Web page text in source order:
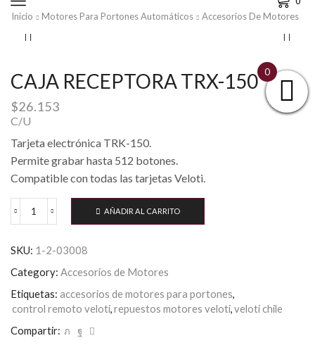
Inicio Motores Para Portones Automáticos Accesorios De Motores
CAJA RECEPTORA TRX-150
$26.153
C/U
Tarjeta electrónica TRK-150.
Permite grabar hasta 512 botones.
Compatible con todas las tarjetas Veloti.
CAJA
150
cantidad
AÑADIR AL CARRITO
SKU: 1-2-03008
Category: Accesorios de Motores
Etiquetas: accesorios de motores para portones,
control remoto veloti,repuestos motores veloti,veloti chile
Compartir:
0